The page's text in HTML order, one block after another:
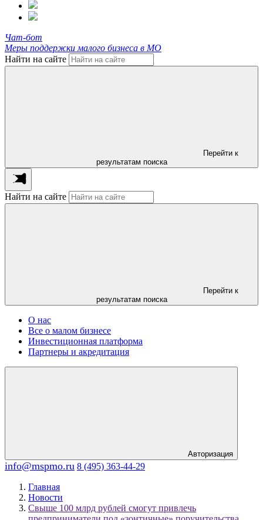
Чат-бот
Меры поддержки малого бизнеса в МО
Найти на сайте
Перейти к
результатам поиска
Найти на сайте
Перейти к
результатам поиска
О нас
Все о малом бизнесе
Инвестиционная платформа
Партнеры и акредитация
Авторизация
info@mspmo.ru 8 (495) 363-44-29
Главная
Новости
Свыше 100 млрд рублей смогут привлечь